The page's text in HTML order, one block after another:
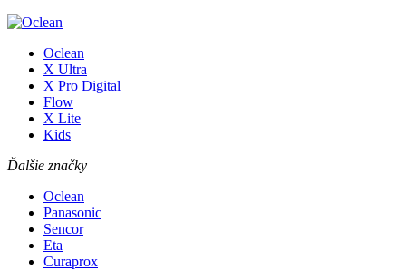
Oclean
X Ultra
X Pro Digital
Flow
X Lite
Kids
Ďalšie značky
Oclean
Panasonic
Sencor
Eta
Curaprox